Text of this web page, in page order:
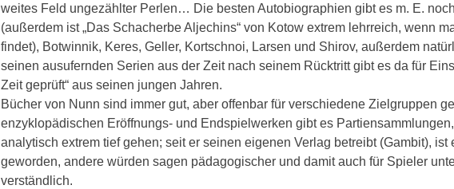
weites Feld ungezählter Perlen… Die besten Autobiographien gibt es m. E.
(außerdem ist „Das Schacherbe Aljechins“ von Kotow extrem lehrreich, wenn
findet), Botwinnik, Keres, Geller, Kortschnoi, Larsen und Shirov, außerdem
seinen ausufernden Serien aus der Zeit nach seinem Rücktritt gibt es da für
Zeit geprüft“ aus seinen jungen Jahren.
Bücher von Nunn sind immer gut, aber offenbar für verschiedene Zielgruppen
enzyklopädischen Eröffnungs- und Endspielwerken gibt es
analytisch extrem tief gehen; seit er seinen eigenen Verlag betreibt (Gambit), ist
geworden, andere würden sagen pädagogischer und damit auch für Spieler
verständlich.